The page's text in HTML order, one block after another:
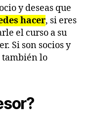
y deseas que
hacer, si eres
el curso a su
Si son socios y
también lo